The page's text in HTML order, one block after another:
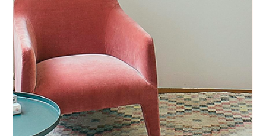
intérieurs
Dans nos villes toujours plus denses et connectées, le
besoin de se reconnecter à la nature devient essentiel.
Le design biophilique, tendance émergente dans
l’architecture et l’aménagement intérieur, répond à
cette aspiration. Il consiste à intégrer la nature
directement dans nos espaces de vie et de travail, en
mêlant plantes, lumière naturelle, matériaux bruts et
motifs organiques. Plus qu’une simple esthétique, cette
approche vise à améliorer le bien-être physique et psyc